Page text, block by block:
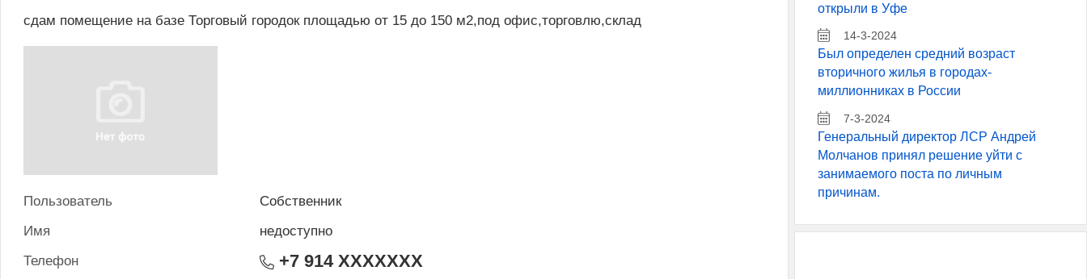
сдам помещение на базе Торговый городок площадью от 15 до 150 м2,под офис,торговлю,склад
Пользователь
Собственник
Имя
недоступно
Телефон
+7 914 XXXXXXX
открыли в Уфе
14-3-2024
Был определен средний возраст
вторичного жилья в городах-
миллионниках в России
7-3-2024
Генеральный директор ЛСР Андрей
Молчанов принял решение уйти с
занимаемого поста по личным
причинам.